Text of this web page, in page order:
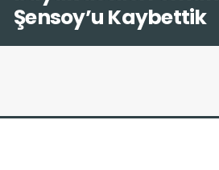
Şensoy’u Kaybettik